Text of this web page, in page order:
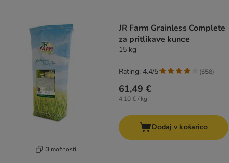
3 možnosti
JR Farm Grainless Complete
za pritlikave kunce
15 kg
61,49 €
4,10 € / kg
Rating: 4.4/5 (658)
Dodaj v košarico